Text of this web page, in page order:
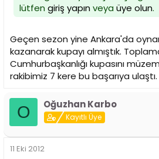
lütfen giriş yapınveya üye olun.
Geçen sezon yine Ankara'da
kazanarak kupayı almıştık.
Cumhurbaşkanlığı kupasını
rakibimiz 7 kere bu başarıya ulaştı.
O Oğuzhan Karbo
Kayıtlı Üye
11 Eki 2012